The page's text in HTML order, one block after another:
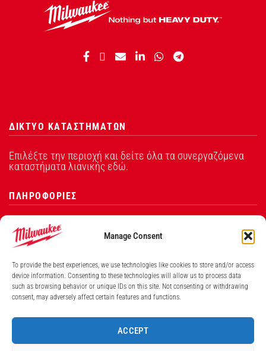
Manage Consent
To provide the best experiences, we use technologies like cookies to store and/or access
device information. Consenting to these technologies will allow us to process data
such as browsing behavior or unique IDs on this site. Not consenting or withdrawing
consent, may adversely affect certain features and functions.
ACCEPT
ΔΙΚΤΥΟ ΚΑΤΑΣΤΗΜΑΤΩΝ
Επιλέξτε την περιοχή και δείτε όλα τα συνεργαζόμενα
καταστήματα λιανικής εδώ.
ΠΛΗΡΟΦΟΡΙΕΣ
Ιστορία
Επικοινωνία
ΧΡΗΣΙΜΑ LINKS
Όροι και Προυποθέσεις
Πολιτική προστασίας προσωπικων δεδομένων